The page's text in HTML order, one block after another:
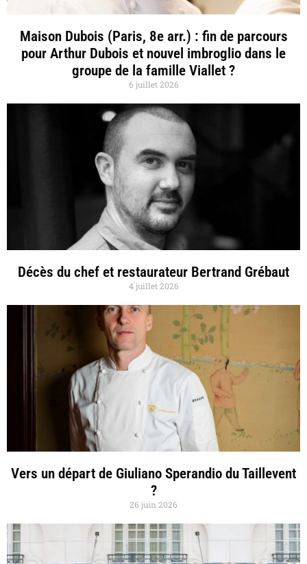
Maison Dubois (Paris, 8e arr.) : fin de parcours
pour Arthur Dubois et nouvel imbroglio dans le
groupe de la famille Viallet ?
6 juillet 2026
Décès du chef et restaurateur Bertrand Grébaut
4 juillet 2026
Vers un départ de Giuliano Sperandio du Taillevent
?
26 juin 2026